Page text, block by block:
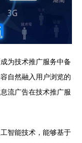
为技术推广服务中备
自然融入用户浏览的
流广告在技术推广服
智能技术，能够基于